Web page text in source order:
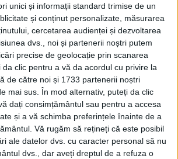
unici și informații standard trimise de un
și conținut personalizate, măsurarea
cercetarea audienței și dezvoltarea
dvs., noi și partenerii noștri putem
precise de geolocație prin scanarea
da clic pentru a vă da acordul cu privire la
de către noi și 1733 partenerii noștri
mai sus. În mod alternativ, puteți da clic
dați consimțământul sau pentru a accesa
și a vă schimba preferințele înainte de a
Vă rugăm să rețineți că este posibil
ale datelor dvs. cu caracter personal să nu
dvs., dar aveți dreptul de a refuza o
CARAŞ-SEVERIN
tăiat breteaua lui Popa
08:47 AM 2 MINUTE DE CITIRE
edilul nu s-a plâns în mod special de contrele
constatat faptul că este o atitudine care
local.